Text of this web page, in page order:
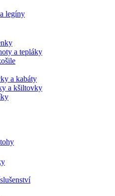
legíny
a tepláky
a kabáty
a kšiltovky